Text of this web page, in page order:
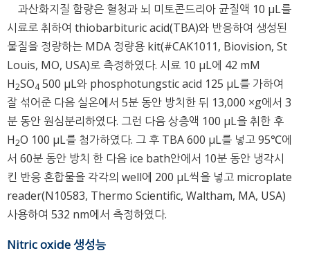
과산화지질 함량은 혈청과 뇌 미토콘드리아 균질액 10 μL를
시료로 취하여 thiobarbituric acid(TBA)와 반응하여 생성된
물질을 정량하는 MDA 정량용 kit(#CAK1011, Biovision, St
Louis, MO, USA)로 측정하였다. 시료 10 μL에 42 mM
H2SO4 500 μL와 phosphotungstic acid 125 μL를 가하여
잘 섞어준 다음 실온에서 5분 동안 방치한 뒤 13,000 ×g에서 3
분 동안 원심분리하였다. 그런 다음 상층액 100 μL을 취한 후
H2O 100 μL를 첨가하였다. 그 후 TBA 600 μL를 넣고 95℃에
서 60분 동안 방치 한 다음 ice bath안에서 10분 동안 냉각시
킨 반응 혼합물을 각각의 well에 200 μL씩을 넣고 microplate
reader(N10583, Thermo Scientific, Waltham, MA, USA)
사용하여 532 nm에서 측정하였다.
Nitric oxide 생성능